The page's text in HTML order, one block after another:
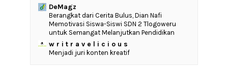
DeMagz
‎Berangkat dari Cerita Bulus, Dian Nafi
Memotivasi Siswa-Siswi SDN 2 Tlogoweru
untuk Semangat Melanjutkan Pendidikan
w r i t r a v e l i c i o u s
Menjadi juri konten kreatif